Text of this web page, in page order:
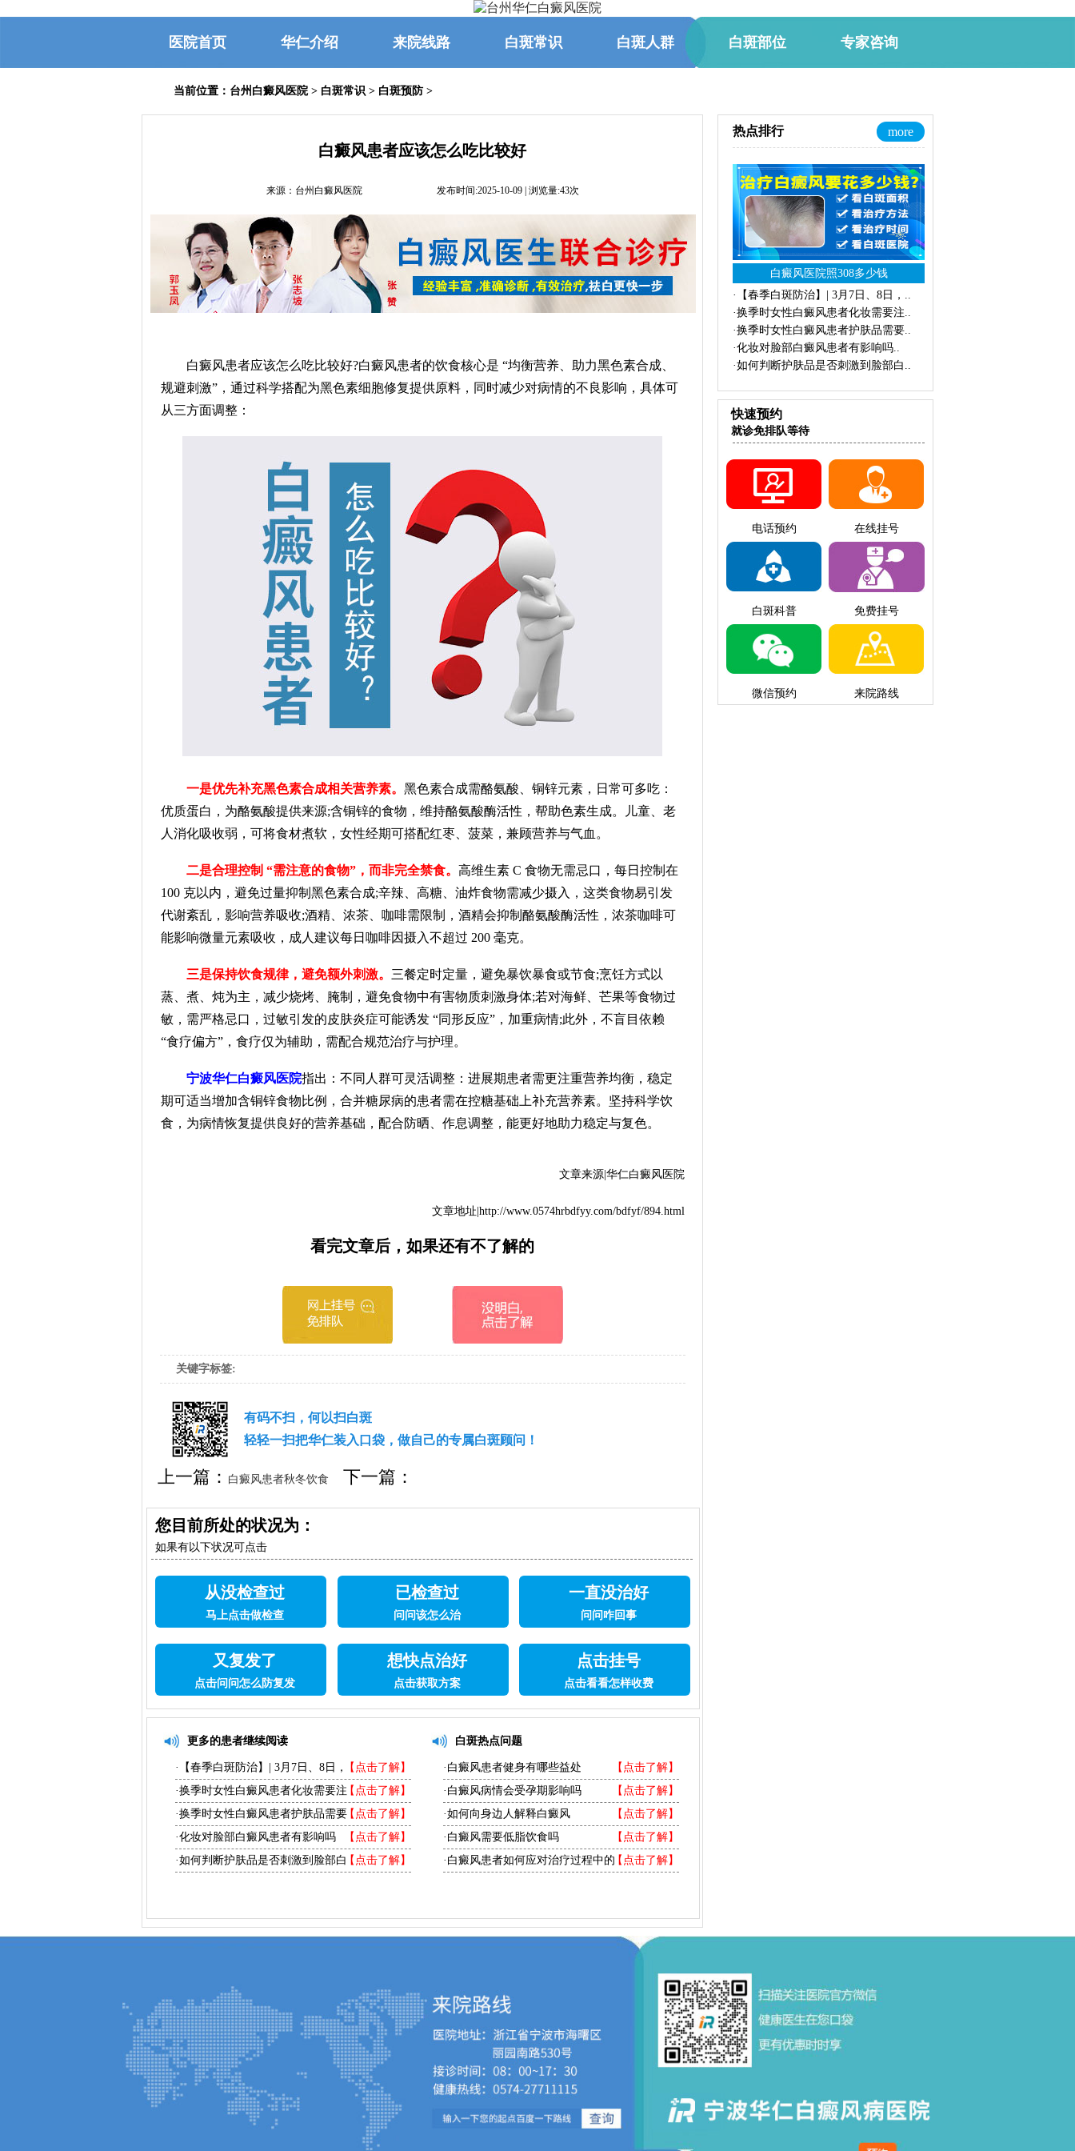
医院首页 华仁介绍 来院线路 白斑常识 白斑人群 白斑部位 专家咨询
当前位置： 台州白癜风医院> 白斑常识 > 白斑预防>
白癜风患者应该怎么吃比较好
来源：台州白癜风医院 发布时间:2025-10-09 | 浏览量:43次
白癜风患者应该怎么吃比较好?白癜风患者的饮食核心是 “均衡营养、助力黑色素合成、
规避刺激”，通过科学搭配为黑色素细胞修复提供原料，同时减少对病情的不良影响，具体可
从三方面调整：
一是优先补充黑色素合成相关营养素。 黑色素合成需酪氨酸、铜锌元素，日常可多吃：
优质蛋白，为酪氨酸提供来源;含铜锌的食物，维持酪氨酸酶活性，帮助色素生成。儿童、老
人消化吸收弱，可将食材煮软，女性经期可搭配红枣、菠菜，兼顾营养与气血。
二是合理控制 “需注意的食物”，而非完全禁食。 高维生素 C 食物无需忌口，每日控制在
100 克以内，避免过量抑制黑色素合成;辛辣、高糖、油炸食物需减少摄入，这类食物易引发
代谢紊乱，影响营养吸收;酒精、浓茶、咖啡需限制，酒精会抑制酪氨酸酶活性，浓茶咖啡可
能影响微量元素吸收，成人建议每日咖啡因摄入不超过 200 毫克。
三是保持饮食规律，避免额外刺激。 三餐定时定量，避免暴饮暴食或节食;烹饪方式以
蒸、煮、炖为主，减少烧烤、腌制，避免食物中有害物质刺激身体;若对海鲜、芒果等食物过
敏，需严格忌口，过敏引发的皮肤炎症可能诱发 “同形反应”，加重病情;此外，不盲目依赖
“食疗偏方”，食疗仅为辅助，需配合规范治疗与护理。
宁波华仁白癜风医院指出：不同人群可灵活调整：进展期患者需更注重营养均衡，稳定
期可适当增加含铜锌食物比例，合并糖尿病的患者需在控糖基础上补充营养素。坚持科学饮
食，为病情恢复提供良好的营养基础，配合防晒、作息调整，能更好地助力稳定与复色。
文章来源|华仁白癜风医院
文章地址|http://www.0574hrbdfyy.com/bdfyf/894.html
看完文章后，如果还有不了解的
关键字标签:
有码不扫，何以扫白斑
轻轻一扫把华仁装入口袋，做自己的专属白斑顾问！
上一篇： 白癜风患者秋冬饮食 下一篇：
白癜风反复发作怎么办
您目前所处的状况为：
如果有以下状况可点击
从没检查过
马上点击做检查
已检查过
问问该怎么治
一直没治好
问问咋回事
又复发了
点击问问怎么防复发
想快点治好
点击获取方案
点击挂号
点击看看怎样收费
更多的患者继续阅读
【点击了解】
·【春季白斑防治】| 3月7日、8日，
【点击了解】
·换季时女性白癜风患者化妆需要注
【点击了解】
·换季时女性白癜风患者护肤品需要
【点击了解】
·化妆对脸部白癜风患者有影响吗
【点击了解】
·如何判断护肤品是否刺激到脸部白
白斑热点问题
【点击了解】
·白癜风患者健身有哪些益处
【点击了解】
·白癜风病情会受孕期影响吗
【点击了解】
·如何向身边人解释白癜风
【点击了解】
·白癜风需要低脂饮食吗
【点击了解】
·白癜风患者如何应对治疗过程中的
热点排行 more
白癜风医院照308多少钱
·
【春季白斑防治】| 3月7日、8日， ..
·换季时女性白癜风患者化妆需要注..
·换季时女性白癜风患者护肤品需要..
·化妆对脸部白癜风患者有影响吗..
·如何判断护肤品是否刺激到脸部白 ..
快速预约
就诊免排队等待
电话预约 在线挂号
白斑科普 免费挂号
微信预约 来院路线